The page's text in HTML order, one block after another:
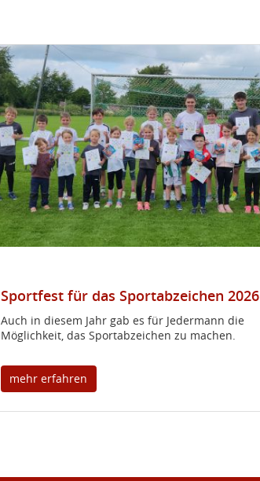
Sportfest für das Sportabzeichen 2026
Auch in diesem Jahr gab es für Jedermann die
Möglichkeit, das Sportabzeichen zu machen.
mehr erfahren